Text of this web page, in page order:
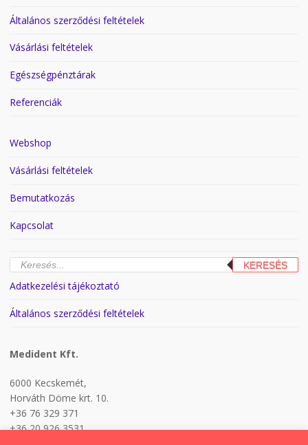
Általános szerződési feltételek
Vásárlási feltételek
Egészségpénztárak
Referenciák
Webshop
Vásárlási feltételek
Bemutatkozás
Kapcsolat
Products
search KERESÉS
Adatkezelési tájékoztató
Általános szerződési feltételek
Medident Kft.
6000 Kecskemét,
Horváth Döme krt. 10.
+36 76 329 371
+36 20 926 3531